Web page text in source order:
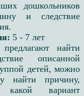
дошкольников
и следствие
5 - 7 лет
предлагают найти
описанной
детей, можно
найти причину,
какой вариант